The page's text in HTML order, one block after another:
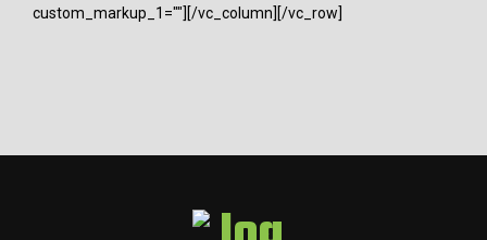
custom_markup_1=""][/vc_column][/vc_row]